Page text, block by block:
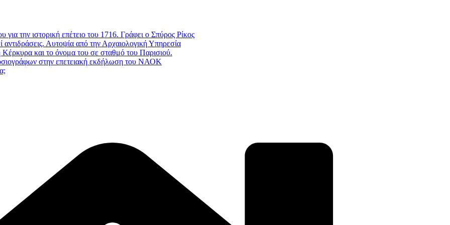
την ιστορική επέτειο του 1716. Γράφει ο Σπύρος Ρίκος
Αυτοψία από την Αρχαιολογική Υπηρεσία
και το όνομα του σε σταθμό του Παρισιού.
στην επετειακή εκδήλωση του ΝΑΟΚ